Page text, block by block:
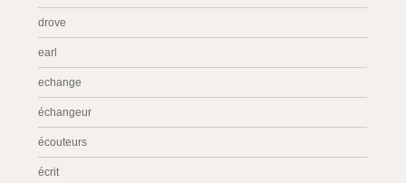
drove
earl
echange
échangeur
écouteurs
écrit